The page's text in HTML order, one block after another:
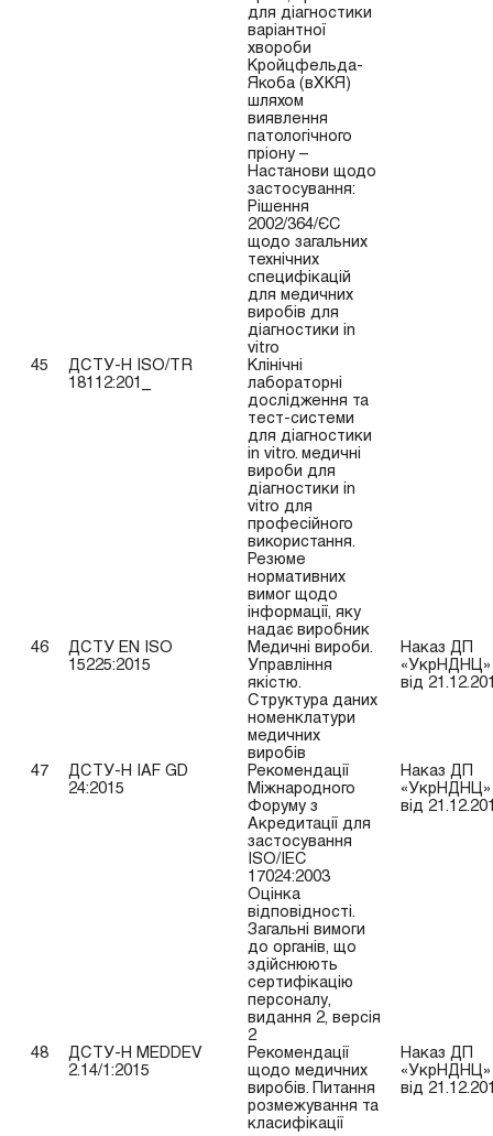
для діагностики
варіантної
хвороби
Кройцфельда-
Якоба (вХКЯ)
шляхом
виявлення
патологічного
пріону –
Настанови щодо
застосування:
Рішен­ня
2002/364/ЄC
щодо загальних
технічних
специфікацій
для медичних
виробів для
діагностики in
vitro
45
ДСТУ-Н ISO/TR
18112:201_
Клінічні
лабораторні
дослідження та
тест-системи
для діагностики
in vitro. медичні
вироби для
діагно­стики in
vitro для
професійного
використання.
Резюме
нормативних
вимог щодо
інформації, яку
надає виробник
46
ДСТУ EN ISO
15225:2015
Медичні вироби.
Управління
якістю.
Структура даних
номенклатури
медичних
виробів
Наказ ДП
від
47
ДСТУ-Н IAF GD
24:2015
Рекомендації
Міжнародного
Форуму з
Акредитації для
застосування
ISO/IEC
17024:2003
Оцінка
відповідності.
Загальні вимоги
до органів, що
здійснюють
сертифікацію
персоналу,
видання 2, версія
2
Наказ ДП
від
48
ДСТУ-Н MEDDEV
2.14/1:2015
Рекомендації
щодо медичних
виробів. Питання
розмежування та
класифікації
Наказ ДП
від